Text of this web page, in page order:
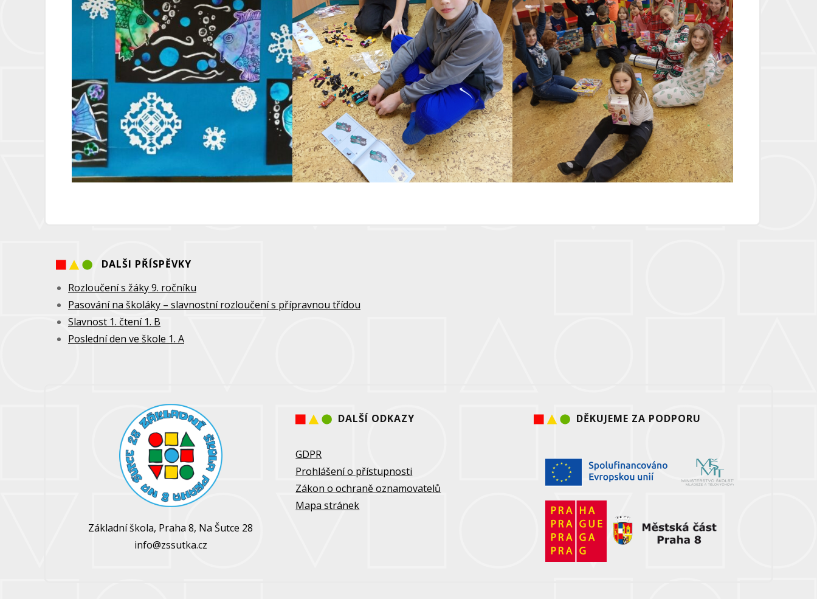
DALŠI PŘÍSPĚVKY
Rozloučení s žáky 9. ročníku
Pasování na školáky – slavnostní rozloučení s přípravnou třídou
Slavnost 1. čtení 1. B
Poslední den ve škole 1. A
Základní škola, Praha 8, Na Šutce 28
info@zssutka.cz
DALŠÍ ODKAZY
GDPR
Prohlášení o přístupnosti
Zákon o ochraně oznamovatelů
Mapa stránek
DĚKUJEME ZA PODPORU